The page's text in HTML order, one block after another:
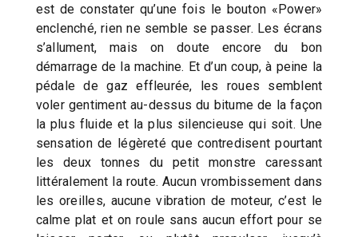
est de constater qu’une fois le bouton «Power»
enclenché, rien ne semble se passer. Les écrans
s’allument, mais on doute encore du bon
démarrage de la machine. Et d’un coup, à peine la
pédale de gaz effleurée, les roues semblent
voler gentiment au-dessus du bitume de la façon
la plus fluide et la plus silencieuse qui soit. Une
sensation de légèreté que contredisent pourtant
les deux tonnes du petit monstre caressant
littéralement la route. Aucun vrombissement dans
les oreilles, aucune vibration de moteur, c’est le
calme plat et on roule sans aucun effort pour se